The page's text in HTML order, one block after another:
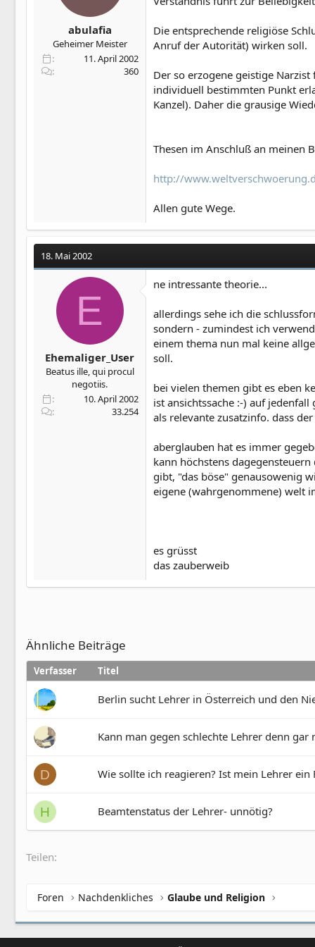
abulafia
Geheimer Meister
11. April 2002
360
Die entsprechende religiöse
Anruf der Autorität) wirken soll.
Der so erzogene geistige
individuell bestimmten Punkt
Kanzel). Daher die grausige
Thesen im Anschluß an meinen
http://
Allen gute Wege.
18. Mai 2002
E
Ehemaliger_User
Beatus ille, qui procul
negotiis.
10. April 2002
33.254
ne intressante theorie...
allerdings sehe ich die
sondern - zumindest ich
einem thema nun mal keine
soll.
bei vielen themen gibt es eben
ist ansichtssache :-) auf
als relevante zusatzinfo. dass
aberglauben hat es immer
kann höchstens
gibt, "das böse" genausowenig
eigene (wahrgenommene) welt
es grüsst
das zauberweib
Ähnliche Beiträge
Verfasser Titel
Berlin sucht Lehrer in Österreich und den
Kann man gegen schlechte Lehrer denn gar
D Wie sollte ich reagieren? Ist mein Lehrer ein
H Beamtenstatus der Lehrer- unnötig?
Teilen:
Foren Nachdenkliches Glaube und Religion